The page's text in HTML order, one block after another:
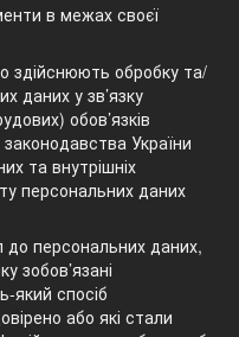
в межах своєї
здійснюють обробку та/
даних у зв’язку
обов’язків
України
та внутрішніх
персональних даних
персональних даних,
зобов’язані
який спосіб
або які стали